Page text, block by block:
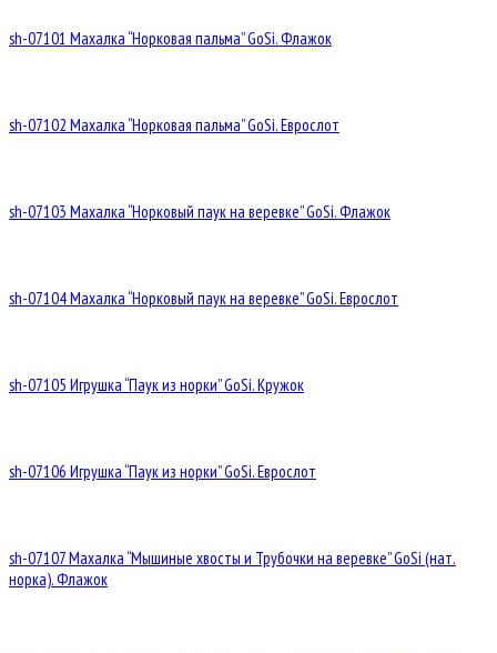
sh-07101 Махалка “Норковая пальма” GoSi. Флажок
sh-07102 Махалка “Норковая пальма” GoSi. Еврослот
sh-07103 Махалка “Норковый паук на веревке” GoSi. Флажок
sh-07104 Махалка “Норковый паук на веревке” GoSi. Еврослот
sh-07105 Игрушка “Паук из норки” GoSi. Кружок
sh-07106 Игрушка “Паук из норки” GoSi. Еврослот
sh-07107 Махалка “Мышиные хвосты и Трубочки на веревке” GoSi (нат.
норка). Флажок